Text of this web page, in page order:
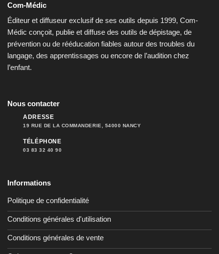
Com-Médic
Éditeur et diffuseur exclusif de ses outils depuis 1999, Com-
Médic conçoit, publie et diffuse des outils de dépistage, de
prévention ou de rééducation fiables autour des troubles du
langage, des apprentissages ou encore de l’audition chez
l’enfant.
Nous contacter
ADRESSE
19 RUE DE LA COMMANDERIE, 54000 NANCY
TÉLÉPHONE
03 83 32 40 90
Informations
Politique de confidentialité
Conditions générales d'utilisation
Conditions générales de vente